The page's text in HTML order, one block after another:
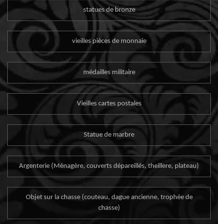
statues de bronze
vieilles pièces de monnaie
médailles militaire
Vieilles cartes postales
Statue de marbre
Argenterie (Ménagère, couverts dépareillés, theillere, plateau)
Objet sur la chasse (couteau, dague ancienne, trophée de
chasse)